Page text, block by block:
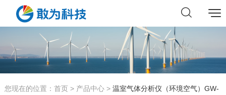
您现在的位置： 首页> 产品中心> 温室气体分析仪（环境空气）GW-